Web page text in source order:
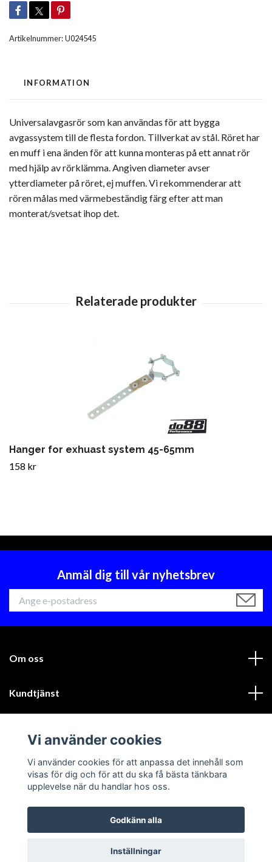
Artikelnummer:U024545
INFORMATION
Universalavgasrör som kan användas för att bygga
avgassystem till de flesta fordon. Tillverkat av stål. Röret har
en muff i ena änden för att kunna monteras på ett annat rör
med hjälp av rörklämma. Angiven diameter avser
ytterdiameter på röret, ej muffen. Vi rekommenderar att
rören målas med värmebeständig färg efter att man
monterat/svetsat ihop det.
Hanger for exhuast system 45-65mm
158 kr
Anmäl dig till vår nyhetsbrev
Om oss
Kundtjänst
Sociala medier
© 2026 GIK Racing AB
Vi använder cookies
Vi använder cookies för att anpassa det innehåll som
visas för dig och för att du ska få bästa tänkbara
upplevelse när du handlar hos oss.
Godkänn alla
Inställningar